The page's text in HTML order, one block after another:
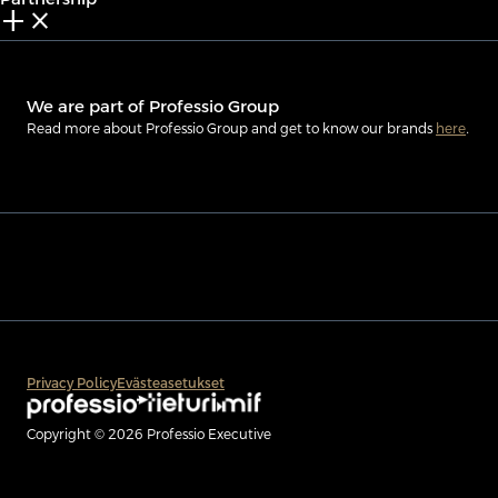
add_2 close
We are part of Professio Group
Read more about Professio Group and get to know our brands here.
Privacy PolicyEvästeasetukset
Copyright © 2026 Professio Executive